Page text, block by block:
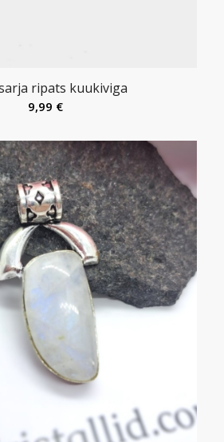
ripats kuukiviga
9,99 €